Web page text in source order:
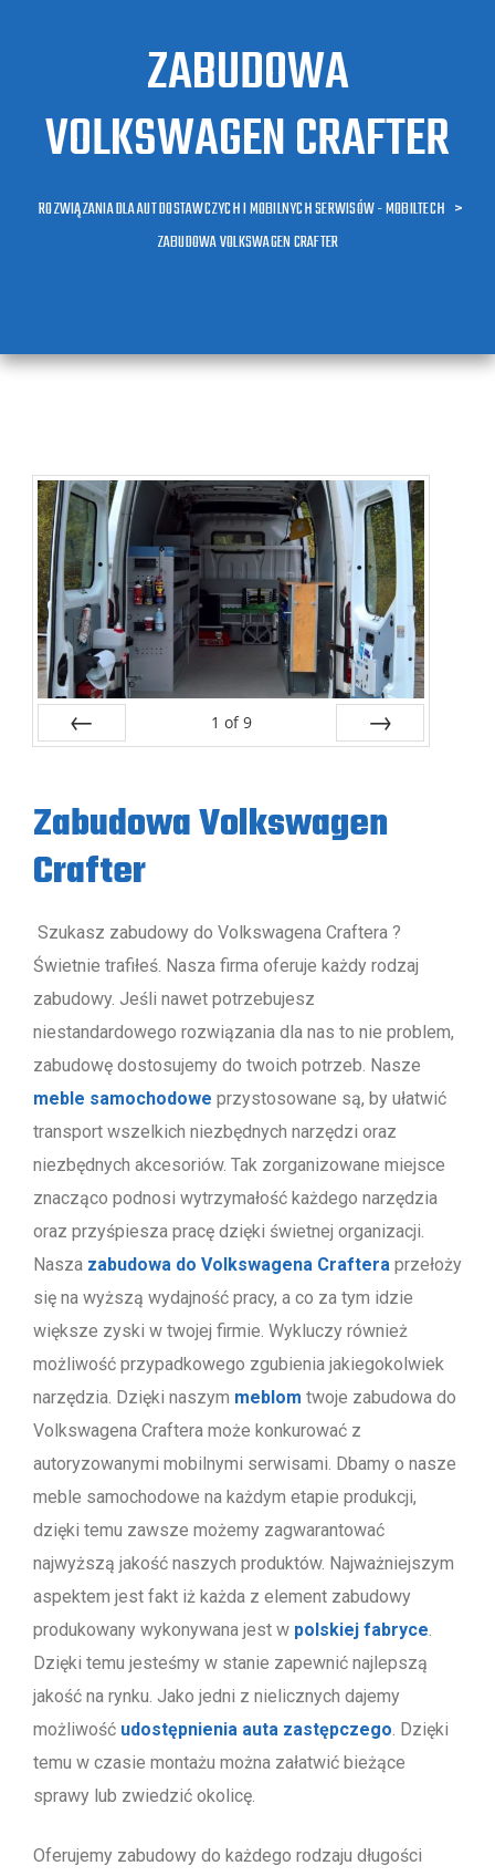
ZABUDOWA
VOLKSWAGEN CRAFTER
ROZWIĄZANIA DLA AUT DOSTAWCZYCH I MOBILNYCH SERWISÓW - MOBILTECH >
ZABUDOWA VOLKSWAGEN CRAFTER
1 of 9
Zabudowa Volkswagen
Crafter
Szukasz zabudowy do Volkswagena Craftera ?
Świetnie trafiłeś. Nasza firma oferuje każdy rodzaj
zabudowy. Jeśli nawet potrzebujesz
niestandardowego rozwiązania dla nas to nie problem,
zabudowę dostosujemy do twoich potrzeb. Nasze
meble samochodowe przystosowane są, by ułatwić
transport wszelkich niezbędnych narzędzi oraz
niezbędnych akcesoriów. Tak zorganizowane miejsce
znacząco podnosi wytrzymałość każdego narzędzia
oraz przyśpiesza pracę dzięki świetnej organizacji.
Nasza zabudowa do Volkswagena Craftera przełoży
się na wyższą wydajność pracy, a co za tym idzie
większe zyski w twojej firmie. Wykluczy również
możliwość przypadkowego zgubienia jakiegokolwiek
narzędzia. Dzięki naszym meblom twoje zabudowa do
Volkswagena Craftera może konkurować z
autoryzowanymi mobilnymi serwisami. Dbamy o nasze
meble samochodowe na każdym etapie produkcji,
dzięki temu zawsze możemy zagwarantować
najwyższą jakość naszych produktów. Najważniejszym
aspektem jest fakt iż każda z element zabudowy
produkowany wykonywana jest w polskiej fabryce
Dzięki temu jesteśmy w stanie zapewnić najlepszą
jakość na rynku. Jako jedni z nielicznych dajemy
możliwość udostępnienia auta zastępczego . Dzięki
temu w czasie montażu można załatwić bieżące
sprawy lub zwiedzić okolicę.
Oferujemy zabudowy do każdego rodzaju długości